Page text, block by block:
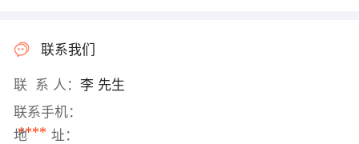
联系我们
联 系 人： 李 先生
联系手机：
****
地 址：